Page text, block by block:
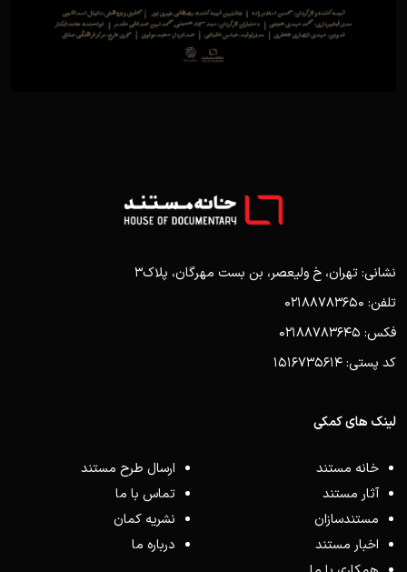
نشانی: تهران، خ ولیعصر، بن بست مهرگان، پلاک3
تلفن: 02188783650
فکس: 02188783645
کد پستی: 1516735614
لینک های کمکی
خانه مستند
آثار مستند
مستندسازان
اخبار مستند
ارسال طرح مستند
تماس با ما
نشریه کمان
درباره ما